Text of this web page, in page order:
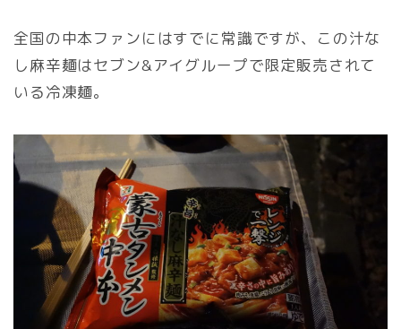
全国の中本ファンにはすでに常識ですが、この汁な
し麻辛麺はセブン&アイグループで限定販売されて
いる冷凍麺。